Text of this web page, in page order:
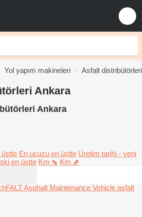
Yol yapım makineleri Asfalt distribütörleri
Ankara
Ankara
üstte En ucuzu en üstte Üretim tarihi - yeni
en üstte Km ⬊ Km ⬈